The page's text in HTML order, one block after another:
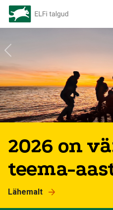
2026 on
teema-
Lähemalt